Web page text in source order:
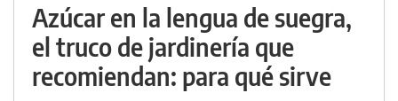
Azúcar en la lengua de suegra,
el truco de jardinería que
recomiendan: para qué sirve